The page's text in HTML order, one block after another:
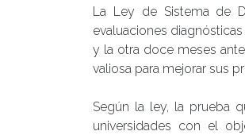
La Ley de Sistema de
evaluaciones
y la otra doce meses
valiosa para mejorar sus
Según la ley, la prueba
universidades con el